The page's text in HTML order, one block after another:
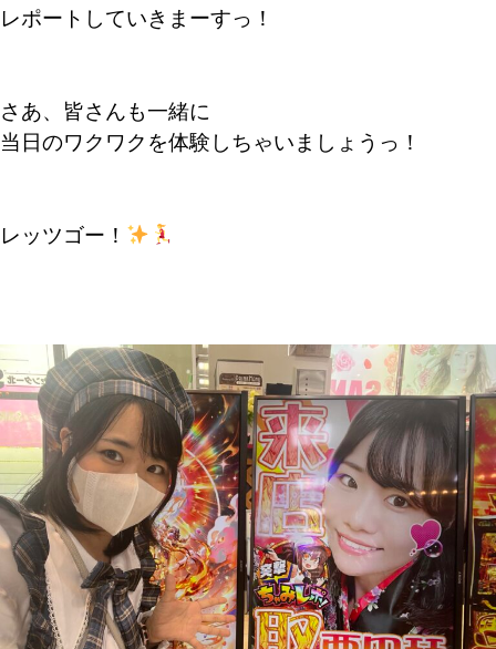
レポートしていきまーすっ！
さあ、皆さんも一緒に
当日のワクワクを体験しちゃいましょうっ！
レッツゴー！